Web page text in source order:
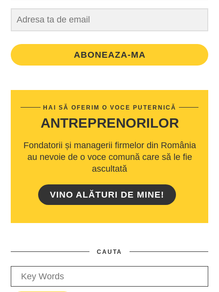
ABONEAZA-MA
HAI SĂ OFERIM O VOCE PUTERNICĂ
ANTREPRENORILOR
Fondatorii și managerii firmelor din România
au nevoie de o voce comună care să le fie
ascultată
VINO ALĂTURI DE MINE!
CAUTA